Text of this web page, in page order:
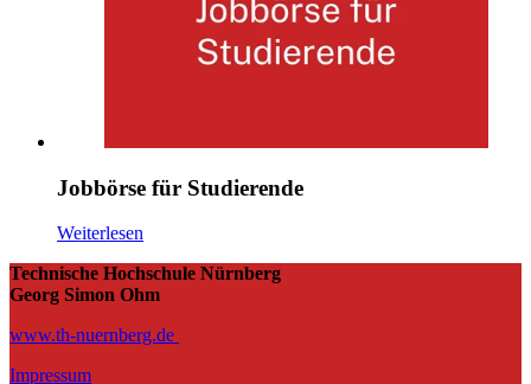
Jobbörse für Studierende
Weiterlesen
Technische Hochschule Nürnberg
Georg Simon Ohm
www.th-nuernberg.de
Impressum